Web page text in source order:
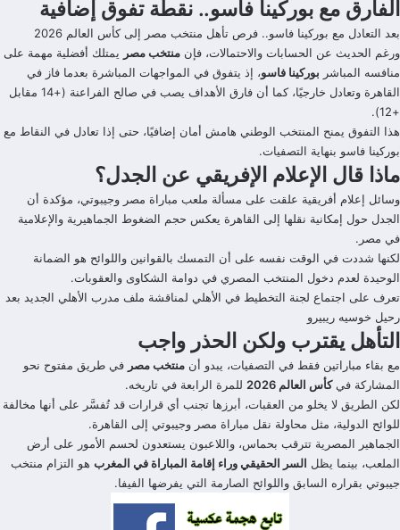
الفارق مع بوركينا فاسو.. نقطة تفوق إضافية
بعد التعادل مع بوركينا فاسو.. فرص تأهل منتخب مصر إلى كأس العالم 2026
ورغم الحديث عن الحسابات والاحتمالات، فإن منتخب مصر يمتلك أفضلية مهمة على
منافسه المباشر بوركينا فاسو، إذ يتفوق في المواجهات المباشرة بعدما فاز في
القاهرة وتعادل خارجيًا، كما أن فارق الأهداف يصب في صالح الفراعنة (+14 مقابل
+12).
هذا التفوق يمنح المنتخب الوطني هامش أمان إضافيًا، حتى إذا تعادل في النقاط مع
بوركينا فاسو بنهاية التصفيات.
ماذا قال الإعلام الإفريقي عن الجدل؟
وسائل إعلام أفريقية علقت على مسألة ملعب مباراة مصر وجيبوتي، مؤكدة أن
الجدل حول إمكانية نقلها إلى القاهرة يعكس حجم الضغوط الجماهيرية والإعلامية
في مصر.
لكنها شددت في الوقت نفسه على أن التمسك بالقوانين واللوائح هو الضمانة
الوحيدة لعدم دخول المنتخب المصري في دوامة الشكاوى والعقوبات.
تعرف على اجتماع لجنة التخطيط في الأهلي لمناقشة ملف مدرب الأهلي الجديد بعد
رحيل خوسيه ريبيرو
التأهل يقترب ولكن الحذر واجب
مع بقاء مباراتين فقط في التصفيات، يبدو أن منتخب مصر في طريق مفتوح نحو
المشاركة فيكأس العالم 2026
للمرة الرابعة في تاريخه.
لكن الطريق لا يخلو من العقبات، أبرزها تجنب أي قرارات قد تُفسَّر على أنها مخالفة
للوائح الدولية، مثل محاولة نقل مباراة مصر وجيبوتي إلى القاهرة.
الجماهير المصرية تترقب بحماس، واللاعبون يستعدون لحسم الأمور على أرض
الملعب، بينما يظل السر الحقيقي وراء إقامة المباراة في المغرب هو التزام منتخب
جيبوتي بقراره السابق واللوائح الصارمة التي يفرضها الفيفا.